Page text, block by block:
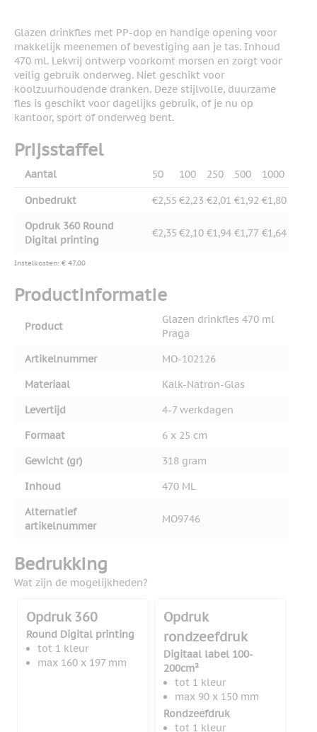
Glazen drinkfles met PP-dop en handige opening voor
makkelijk meenemen of bevestiging aan je tas. Inhoud
470 ml. Lekvrij ontwerp voorkomt morsen en zorgt voor
veilig gebruik onderweg. Niet geschikt voor
koolzuurhoudende dranken. Deze stijlvolle, duurzame
fles is geschikt voor dagelijks gebruik, of je nu op
kantoor, sport of onderweg bent.
Prijsstaffel
Aantal 50 100 250 500 1000
Onbedrukt €2,55 €2,23 €2,01 €1,92 €1,80
Opdruk 360 Round
Digital printing
€2,35 €2,10 €1,94 €1,77 €1,64
Instelkosten: € 47,00
Productinformatie
Product
Glazen drinkfles 470 ml
Praga
Artikelnummer
MO-102126
Materiaal
Kalk-Natron-Glas
Levertijd
4-7 werkdagen
Formaat
6 x 25 cm
Gewicht (gr)
318 gram
Inhoud
470 ML
Alternatief
artikelnummer
MO9746
Bedrukking
Wat zijn de mogelijkheden?
Opdruk 360
Round Digital printing
tot 1 kleur
max 160 x 197 mm
Opdruk
rondzeefdruk
Digitaal label 100-
200cm²
tot 1 kleur
max 90 x 150 mm
Rondzeefdruk
tot 1 kleur